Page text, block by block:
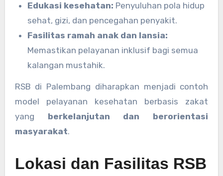
Edukasi kesehatan: Penyuluhan pola hidup
sehat, gizi, dan pencegahan penyakit.
Fasilitas ramah anak dan lansia:
Memastikan pelayanan inklusif bagi semua
kalangan mustahik.
RSB di Palembang diharapkan menjadi contoh
model pelayanan kesehatan berbasis zakat
yang berkelanjutan dan berorientasi
masyarakat.
Lokasi dan Fasilitas RSB